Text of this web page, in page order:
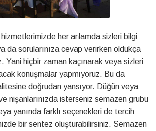
her anlamda sizleri bilgi
da sorularınıza cevap verirken oldukça
Yani hiçbir zaman kaçınarak veya sizleri
konuşmalar yapmıyoruz. Bu da
doğrudan yansıyor. Düğün veya
nişanlarınızda isterseniz semazen grubu
yanında farklı seçenekleri de tercih
bir sentez oluşturabilirsiniz. Semazen